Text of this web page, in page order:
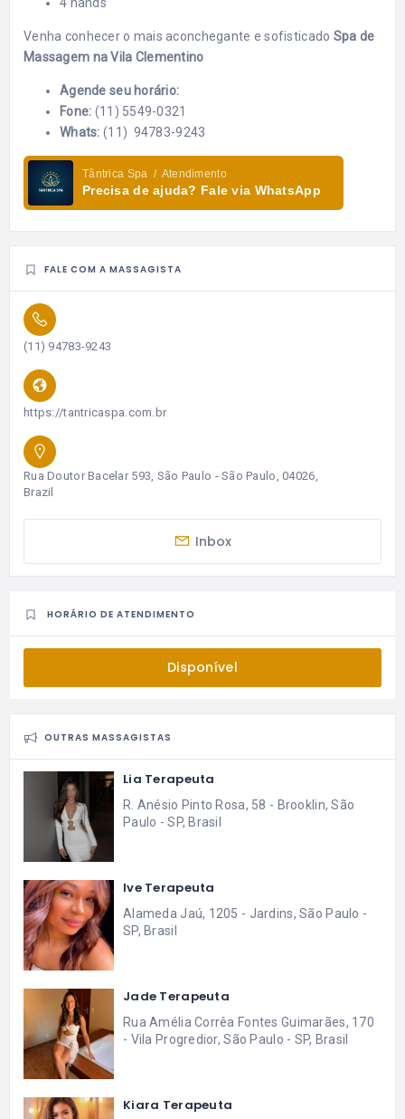
4 hands
Venha conhecer o mais aconchegante e sofisticado Spa de
Massagem na Vila Clementino
Agende seu horário:
Fone: (11) 5549-0321
Whats: (11) 94783-9243
Tântrica Spa / Atendimento
Precisa de ajuda? Fale via WhatsApp
FALE COM A MASSAGISTA
(11) 94783-9243
https://tantricaspa.com.br
Rua Doutor Bacelar 593, São Paulo - São Paulo, 04026,
Brazil
Inbox
HORÁRIO DE ATENDIMENTO
Disponível
OUTRAS MASSAGISTAS
Lia Terapeuta
R. Anésio Pinto Rosa, 58 - Brooklin, São
Paulo - SP, Brasil
Ive Terapeuta
Alameda Jaú, 1205 - Jardins, São Paulo -
SP, Brasil
Jade Terapeuta
Rua Amélia Corrêa Fontes Guimarães, 170
- Vila Progredior, São Paulo - SP, Brasil
Kiara Terapeuta